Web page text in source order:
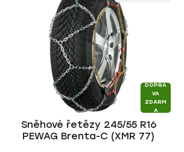
DOPRA
VA
ZDARM
A
Sněhové řetězy 245/55 R16
PEWAG Brenta-C (XMR 77)